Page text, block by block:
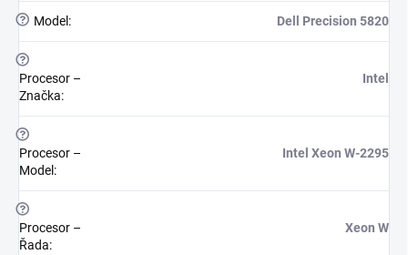
? Model : Dell Precision 5820
?
Procesor –
Značka:
Intel
?
Procesor –
Model :
Intel Xeon W-2295
?
Procesor –
Řada:
Xeon W